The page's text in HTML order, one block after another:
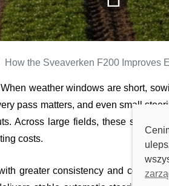
How the Sveaverken F200 Improves Efficiency for High-
weather windows are short,
pass matters, and even small
Across large fields, these small
costs.
greater consistency and control